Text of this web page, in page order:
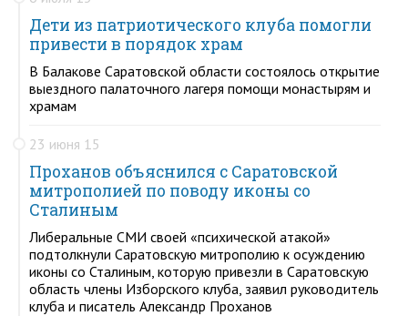
Дети из патриотического клуба помогли
привести в порядок храм
В Балакове Саратовской области состоялось открытие
выездного палаточного лагеря помощи монастырям и
храмам
23 июня 15
Проханов объяснился с Саратовской
митрополией по поводу иконы со
Сталиным
Либеральные СМИ своей «психической атакой»
подтолкнули Саратовскую митрополию к осуждению
иконы со Сталиным, которую привезли в Саратовскую
область члены Изборского клуба, заявил руководитель
клуба и писатель Александр Проханов